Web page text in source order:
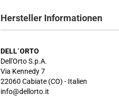
Hersteller Informationen
DELL´ORTO
Dell'Orto S.p.A.
Via Kennedy 7
22060 Cabiate (CO) - Italien
info@dellorto.it